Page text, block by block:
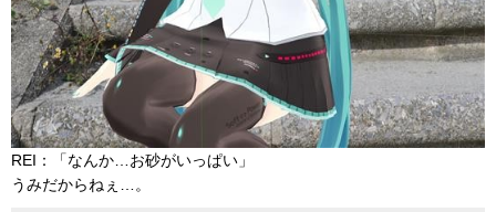
REI：「なんか…お砂がいっぱい」
うみだからねぇ…。